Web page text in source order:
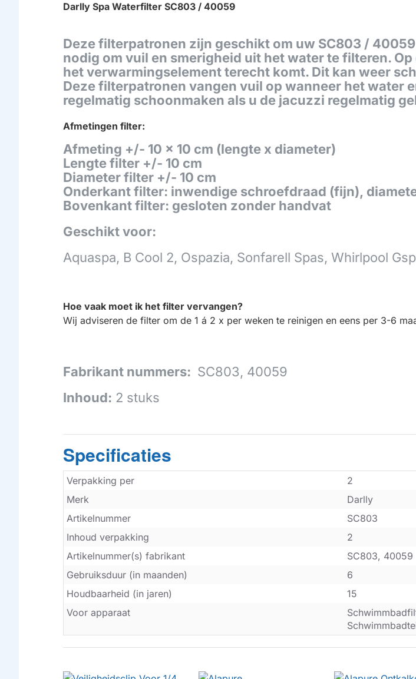
Darlly Spa Waterfilter SC803 / 40059
Deze filterpatronen zijn geschikt om uw SC803 /
nodig om vuil en smerigheid uit het water te filteren.
het verwarmingselement terecht komt. Dit kan weer
Deze filterpatronen vangen vuil op wanneer het water
regelmatig schoonmaken als u de jacuzzi regelmatig
Afmetingen filter:
Afmeting +/- 10 x 10 cm (lengte x diameter)
Lengte filter +/- 10 cm
Diameter filter +/- 10 cm
Onderkant filter: inwendige schroefdraad (fijn),
Bovenkant filter: gesloten zonder handvat
Geschikt voor:
Aquaspa, B Cool 2, Ospazia, Sonfarell Spas, Whirlpool
Hoe vaak moet ik het filter vervangen?
Wij adviseren de filter om de 1 á 2 x per weken te reinigen en eens per 3-6
Fabrikant nummers: SC803, 40059
Inhoud: 2 stuks
Specificaties
Verpakking per
2
Merk
Darlly
Artikelnummer
SC803
Inhoud verpakking
2
Artikelnummer(s) fabrikant
SC803, 40059
Gebruiksduur (in maanden)
6
Houdbaarheid (in jaren)
15
Voor apparaat